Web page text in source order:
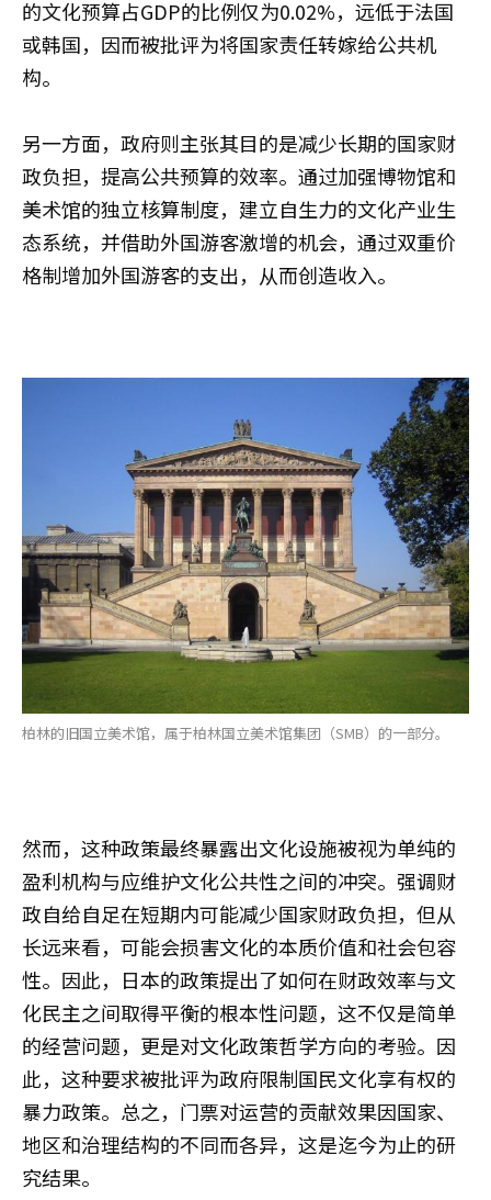
的文化预算占GDP的比例仅为0.02%，远低于法国
或韩国，因而被批评为将国家责任转嫁给公共机
构。
另一方面，政府则主张其目的是减少长期的国家财
政负担，提高公共预算的效率。通过加强博物馆和
美术馆的独立核算制度，建立自生力的文化产业生
态系统，并借助外国游客激增的机会，通过双重价
格制增加外国游客的支出，从而创造收入。
柏林的旧国立美术馆，属于柏林国立美术馆集团（SMB）的一部分。
然而，这种政策最终暴露出文化设施被视为单纯的
盈利机构与应维护文化公共性之间的冲突。强调财
政自给自足在短期内可能减少国家财政负担，但从
长远来看，可能会损害文化的本质价值和社会包容
性。因此，日本的政策提出了如何在财政效率与文
化民主之间取得平衡的根本性问题，这不仅是简单
的经营问题，更是对文化政策哲学方向的考验。因
此，这种要求被批评为政府限制国民文化享有权的
暴力政策。总之，门票对运营的贡献效果因国家、
地区和治理结构的不同而各异，这是迄今为止的研
究结果。